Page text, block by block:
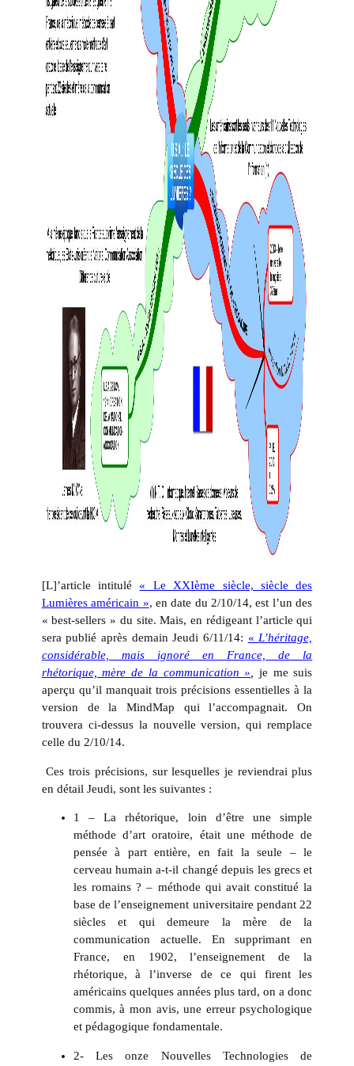
[L]’article intitulé « Le XXIème siècle, siècle des
Lumières américain », en date du 2/10/14, est l’un des
« best-sellers » du site. Mais, en rédigeant l’article qui
sera publié après demain Jeudi 6/11/14: «L’héritage,
considérable, mais ignoré en France, de la
rhétorique, mère de la communication », je me suis
aperçu qu’il manquait trois précisions essentielles à la
version de la MindMap qui l’accompagnait. On
trouvera ci-dessus la nouvelle version, qui remplace
celle du 2/10/14.
Ces trois précisions, sur lesquelles je reviendrai plus
en détail Jeudi, sont les suivantes :
1 – La rhétorique, loin d’être une simple
méthode d’art oratoire, était une méthode de
pensée à part entière, en fait la seule – le
cerveau humain a-t-il changé depuis les grecs et
les romains ? – méthode qui avait constitué la
base de l’enseignement universitaire pendant 22
siècles et qui demeure la mère de la
communication actuelle. En supprimant en
France, en 1902, l’enseignement de la
rhétorique, à l’inverse de ce qui firent les
américains quelques années plus tard, on a donc
commis, à mon avis, une erreur psychologique
et pédagogique fondamentale.
2- Les onze Nouvelles Technologies de